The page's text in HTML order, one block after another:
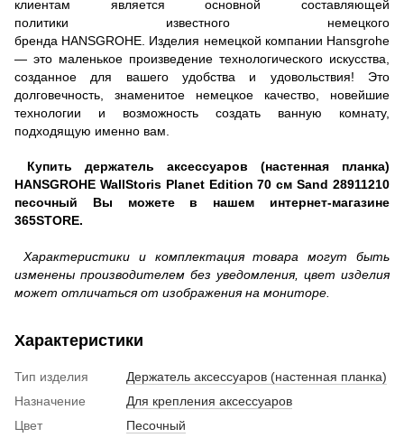
клиентам является основной составляющей
политики известного немецкого
бренда HANSGROHE. Изделия немецкой компании Hansgrohe
— это маленькое произведение технологического искусства,
созданное для вашего удобства и удовольствия! Это
долговечность, знаменитое немецкое качество, новейшие
технологии и возможность создать ванную комнату,
подходящую именно вам.
Купить держатель аксессуаров (настенная планка)
HANSGROHE WallStoris Planet Edition 70 см Sand 28911210
песочный Вы можете в нашем интернет-магазине
365STORE.
Характеристики и комплектация товара могут быть
изменены производителем без уведомления, цвет изделия
может отличаться от изображения на мониторе.
Характеристики
Тип изделия
Держатель аксессуаров (настенная планка)
Назначение
Для крепления аксессуаров
Цвет
Песочный